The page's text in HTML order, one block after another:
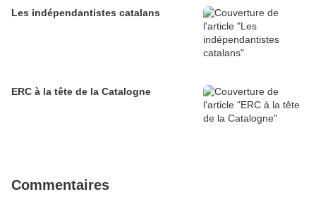
Les indépendantistes catalans
ERC à la tête de la Catalogne
Commentaires